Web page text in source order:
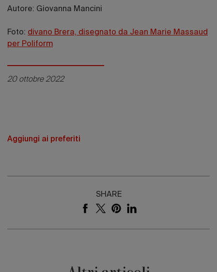
Autore: Giovanna Mancini
Foto: divano Brera, disegnato da Jean Marie Massaud
per Poliform
20 ottobre 2022
Aggiungi ai preferiti
SHARE